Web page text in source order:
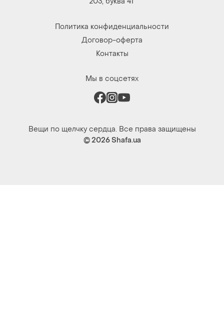
Политика конфиденциальности
Договор-оферта
Контакты
Мы в соцсетях
Вещи по щелчку сердца. Все права защищены
© 2026Shafa.ua